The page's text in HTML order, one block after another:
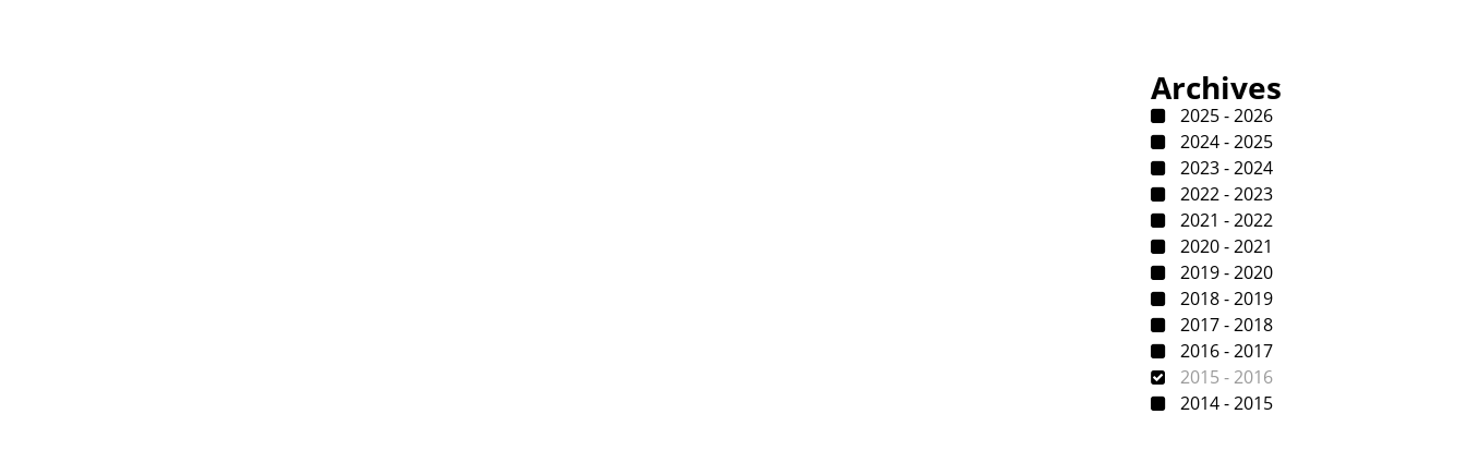
Archives
2025 - 2026
2024 - 2025
2023 - 2024
2022 - 2023
2021 - 2022
2020 - 2021
2019 - 2020
2018 - 2019
2017 - 2018
2016 - 2017
2015 - 2016
2014 - 2015